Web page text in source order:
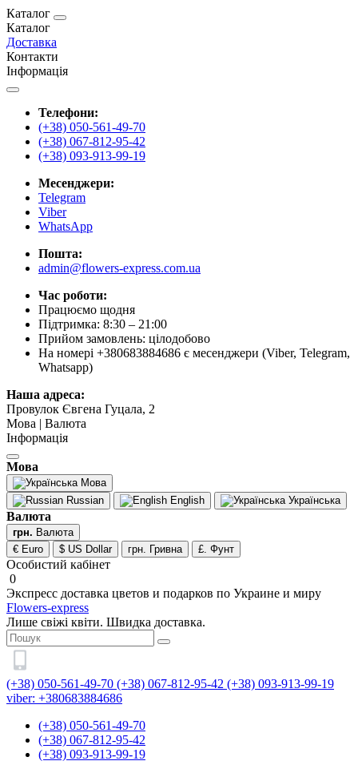
Каталог
Каталог
Доставка
Контакти
Інформація
Телефони:
(+38) 050-561-49-70
(+38) 067-812-95-42
(+38) 093-913-99-19
Месенджери:
Telegram
Viber
WhatsApp
Пошта:
admin@flowers-express.com.ua
Час роботи:
Працюємо щодня
Підтримка: 8:30 – 21:00
Прийом замовлень: цілодобово
На номері +380683884686 є месенджери (Viber, Telegram,
Whatsapp)
Наша адреса:
Провулок Євгена Гуцала, 2
Мова | Валюта
Інформація
Мова
Мова
Russian
English Українська
Валюта
грн. Валюта
€ Euro
$ US Dollar грн. Гривна £. Фунт
Особистий кабінет
0
Экспресс доставка цветов и подарков по Украине и миру
Flowers-express
Лише свіжі квіти. Швидка доставка.
(+38) 050-561-49-70 (+38) 067-812-95-42 (+38) 093-913-99-19
viber: +380683884686
(+38) 050-561-49-70
(+38) 067-812-95-42
(+38) 093-913-99-19